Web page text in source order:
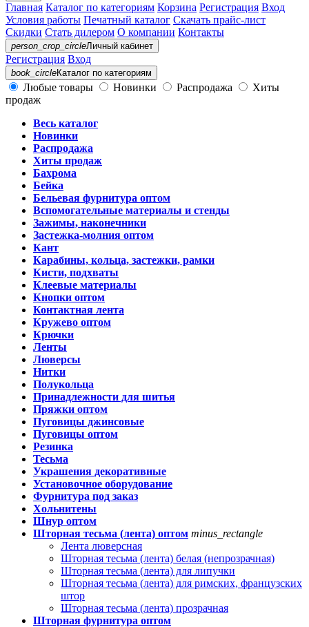
Главная Каталог по категориям Корзина Регистрация Вход
Условия работы Печатный каталог Скачать прайс-лист
Скидки Стать дилером О компании Контакты
person_crop_circleЛичный кабинет
Регистрация Вход
book_circleКаталог по категориям
Любые товары Новинки Распродажа
Хиты
продаж
Весь каталог
Новинки
Распродажа
Хиты продаж
Бахрома
Бейка
Бельевая фурнитура оптом
Вспомогательные материалы и стенды
Зажимы, наконечники
Застежка-молния оптом
Кант
Карабины, кольца, застежки, рамки
Кисти, подхваты
Клеевые материалы
Кнопки оптом
Контактная лента
Кружево оптом
Крючки
Ленты
Люверсы
Нитки
Полукольца
Принадлежности для шитья
Пряжки оптом
Пуговицы джинсовые
Пуговицы оптом
Резинка
Тесьма
Украшения декоративные
Установочное оборудование
Фурнитура под заказ
Хольнитены
Шнур оптом
Шторная тесьма (лента) оптом minus_rectangle
Лента люверсная
Шторная тесьма (лента) белая (непрозрачная)
Шторная тесьма (лента) для липучки
Шторная тесьма (лента) для римских, французских
штор
Шторная тесьма (лента) прозрачная
Шторная фурнитура оптом